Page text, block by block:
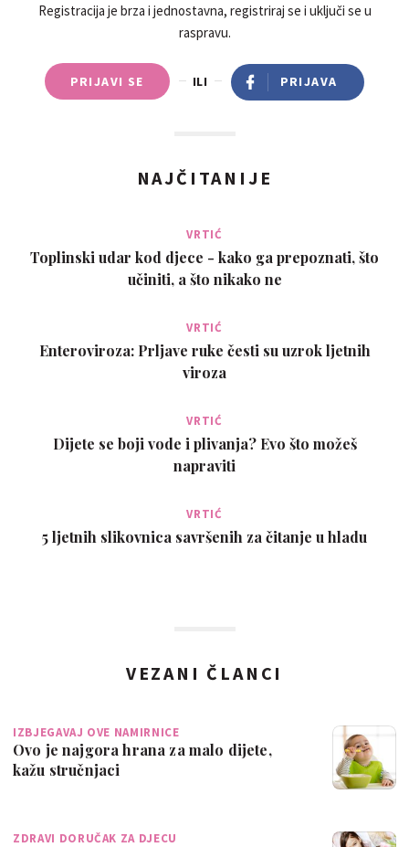
Registracija je brza i jednostavna, registriraj se i uključi se u
raspravu.
PRIJAVI SE ILI PRIJAVA
NAJČITANIJE
VRTIĆ
Toplinski udar kod djece - kako ga prepoznati, što
učiniti, a što nikako ne
VRTIĆ
Enteroviroza: Prljave ruke česti su uzrok ljetnih
viroza
VRTIĆ
Dijete se boji vode i plivanja? Evo što možeš
napraviti
VRTIĆ
5 ljetnih slikovnica savršenih za čitanje u hladu
VEZANI ČLANCI
IZBJEGAVAJ OVE NAMIRNICE
Ovo je najgora hrana za malo dijete,
kažu stručnjaci
ZDRAVI DORUČAK ZA DJECU